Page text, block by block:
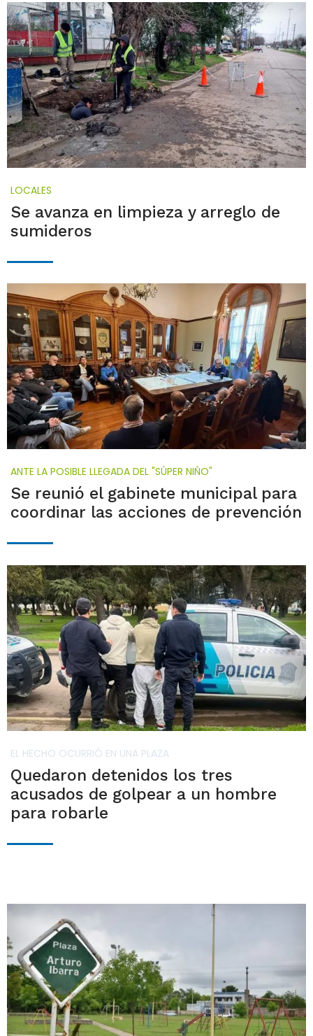
LOCALES
Se avanza en limpieza y arreglo de
sumideros
ANTE LA POSIBLE LLEGADA DEL "SÚPER NIÑO"
Se reunió el gabinete municipal para
coordinar las acciones de prevención
EL HECHO OCURRIÓ EN UNA PLAZA
Quedaron detenidos los tres
acusados de golpear a un hombre
para robarle